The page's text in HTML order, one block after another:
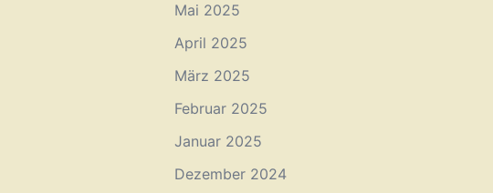
Mai 2025
April 2025
März 2025
Februar 2025
Januar 2025
Dezember 2024